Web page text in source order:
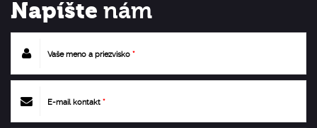
Napíšte nám
Vaše meno a priezvisko *
E-mail kontakt *